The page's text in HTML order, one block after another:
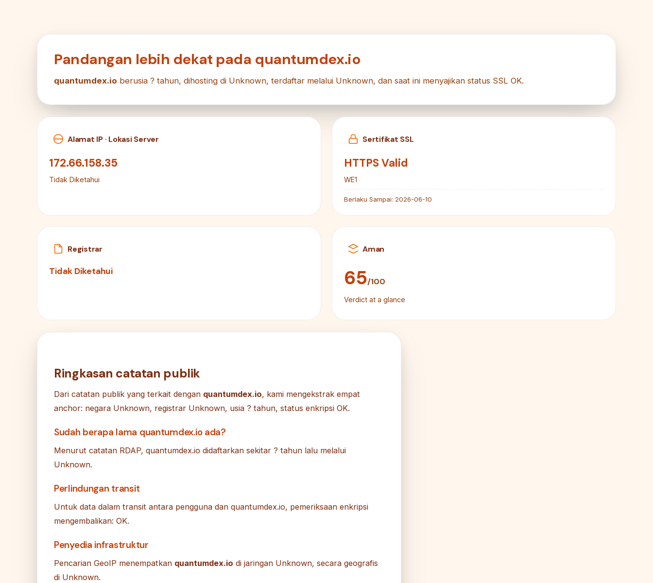
Pandangan lebih dekat pada quantumdex.io
quantumdex.io berusia ? tahun, dihosting di Unknown, terdaftar melalui Unknown, dan saat ini menyajikan status SSL OK.
Alamat IP · Lokasi Server
172.66.158.35
Tidak Diketahui
Sertifikat SSL
HTTPS Valid
WE1
Berlaku Sampai: 2026-06-10
Registrar
Tidak Diketahui
Aman
65/100
Verdict at a glance
Ringkasan catatan publik
Dari catatan publik yang terkait dengan quantumdex.io, kami mengekstrak empat
anchor: negara Unknown, registrar Unknown, usia ? tahun, status enkripsi OK.
Sudah berapa lama quantumdex.io ada?
Menurut catatan RDAP, quantumdex.io didaftarkan sekitar ? tahun lalu melalui
Unknown.
Perlindungan transit
Untuk data dalam transit antara pengguna dan quantumdex.io, pemeriksaan enkripsi
mengembalikan: OK.
Penyedia infrastruktur
Pencarian GeoIP menempatkan quantumdex.io di jaringan Unknown, secara geografis
di Unknown.